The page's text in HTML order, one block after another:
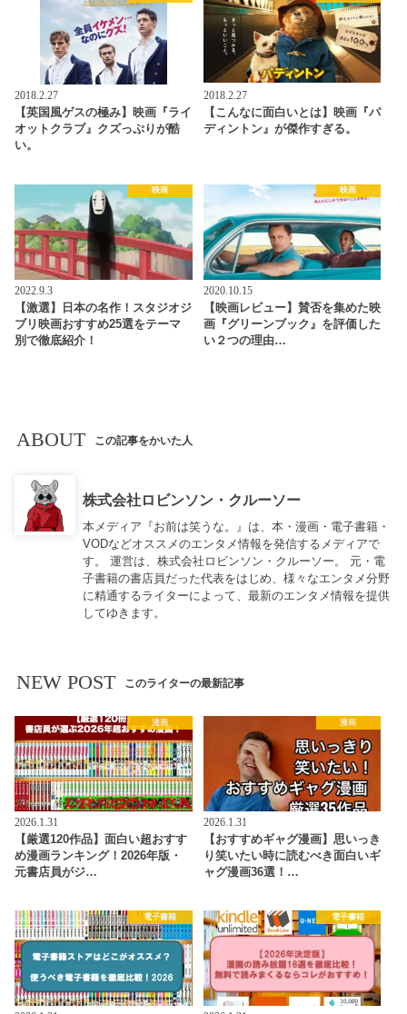
2018.2.27
【英国風ゲスの極み】映画『ライ
オットクラブ』クズっぷりが酷
い。
2018.2.27
【こんなに面白いとは】映画『パ
ディントン』が傑作すぎる。
映画
2022.9.3
【激選】日本の名作！スタジオジ
ブリ映画おすすめ25選をテーマ
別で徹底紹介！
映画
2020.10.15
【映画レビュー】賛否を集めた映
画『グリーンブック』を評価した
い２つの理由…
ABOUT この記事をかいた人
株式会社ロビンソン・クルーソー
本メディア『お前は笑うな。』は、本・漫画・電子書籍・
VODなどオススメのエンタメ情報を発信するメディアで
す。 運営は、株式会社ロビンソン・クルーソー。 元・電
子書籍の書店員だった代表をはじめ、様々なエンタメ分野
に精通するライターによって、最新のエンタメ情報を提供
してゆきます。
NEW POST このライターの最新記事
漫画
2026.1.31
【厳選120作品】面白い超おすす
め漫画ランキング！2026年版・
元書店員がジ…
漫画
2026.1.31
【おすすめギャグ漫画】思いっき
り笑いたい時に読むべき面白いギ
ャグ漫画36選！…
電子書籍 電子書籍